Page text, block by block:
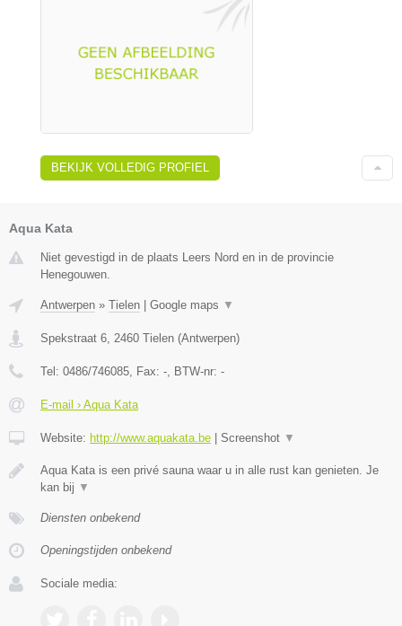
BEKIJK VOLLEDIG PROFIEL
Aqua Kata
Niet gevestigd in de plaats Leers Nord en in de provincie
Henegouwen.
Antwerpen » Tielen Google maps ▼
Spekstraat 6, 2460 Tielen (Antwerpen)
Tel: 0486/746085, Fax: -, BTW-nr: -
E-mail › Aqua Kata
Website: http://www.aquakata.be Screenshot ▼
Aqua Kata is een privé sauna waar u in alle rust kan genieten. Je
kan bij ▼
Diensten onbekend
Openingstijden onbekend
Sociale media: